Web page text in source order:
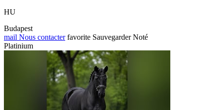
HU
Budapest
mail Nous contacter favorite Sauvegarder Noté
Platinium